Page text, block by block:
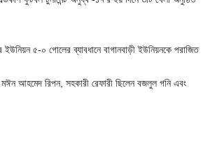
৫-০ গোলের ব্যাবধানে বাগানবাড়ী ইউনিয়নকে পরাজিত
মঈন আহমেদ রিপন, সহকারী রেফারী ছিলেন বজলুল গনি এবং